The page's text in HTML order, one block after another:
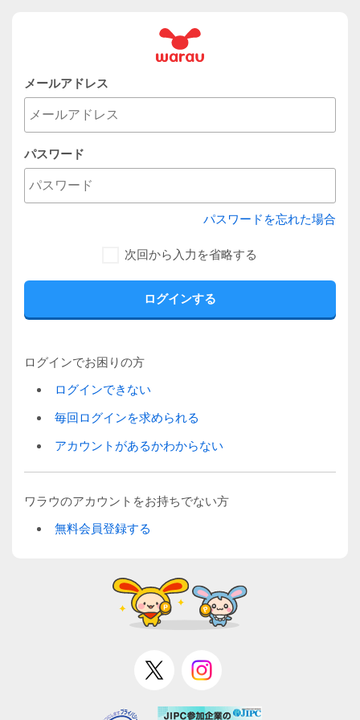
メールアドレス
パスワード
パスワードを忘れた場合
次回から入力を省略する
ログインでお困りの方
ログインできない
毎回ログインを求められる
アカウントがあるかわからない
ワラウのアカウントをお持ちでない方
無料会員登録する